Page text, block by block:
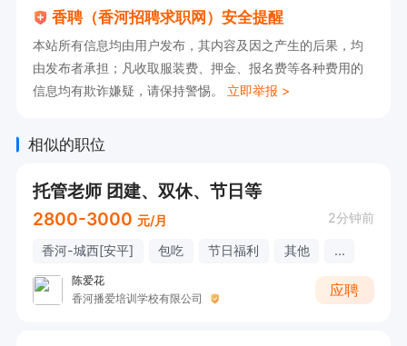
障生活的同时，有充足的休息时间。在这里，您将
有机会助力高中生成长，在教育领域发挥重要作
一同为学生的未来添砖加瓦！
香聘（香河招聘求职网）安全提醒
本站所有信息均由用户发布，其内容及因之产生的后果，均
由发布者承担；凡收取服装费、押金、报名费等各种费用的
信息均有欺诈嫌疑，请保持警惕。 立即举报 >
相似的职位
托管老师 团建、双休、节日等
2800-3000 元/月 2分钟前
香河-城西[安平] 包吃 节日福利 其他 ...
陈爱花
香河播爱培训学校有限公司
应聘